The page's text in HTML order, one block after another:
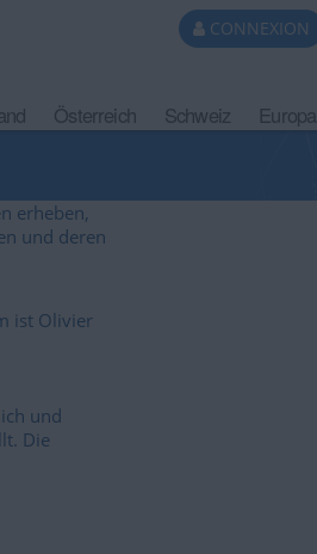
CONNEXION
Österreich Schweiz Europa
erheben,
und deren
ist Olivier
und
Die